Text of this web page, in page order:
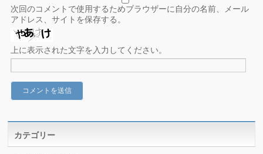
次回のコメントで使用するためブラウザーに自分の名前、メール
アドレス、サイトを保存する。
上に表示された文字を入力してください。
カテゴリー